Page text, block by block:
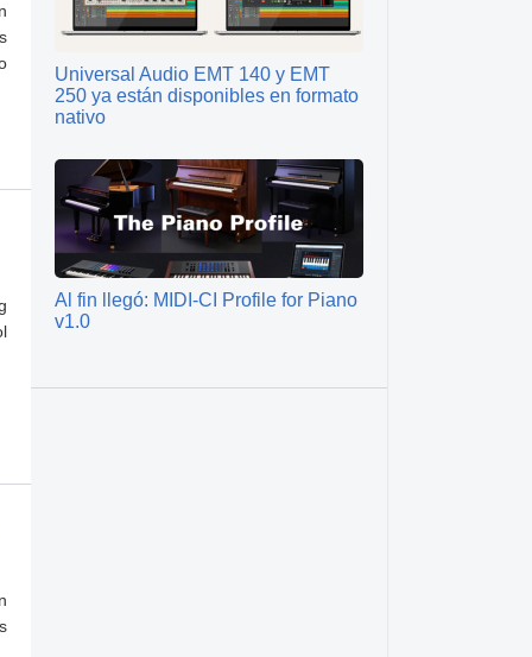
Universal Audio EMT 140 y EMT
250 ya están disponibles en formato
nativo
Al fin llegó: MIDI-CI Profile for Piano
v1.0